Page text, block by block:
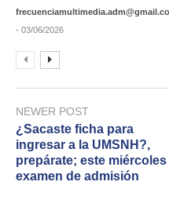
- 03/06/2026
NEWER POST
¿Sacaste ficha para
ingresar a la UMSNH?,
prepárate; este miércoles
examen de admisión